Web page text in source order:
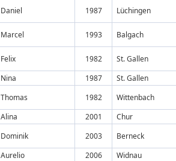
Daniel 1987 Lüchingen
Marcel 1993 Balgach
Felix 1982 St. Gallen
Nina 1987 St. Gallen
Thomas 1982 Wittenbach
Alina 2001 Chur
Dominik 2003 Berneck
Aurelio 2006 Widnau